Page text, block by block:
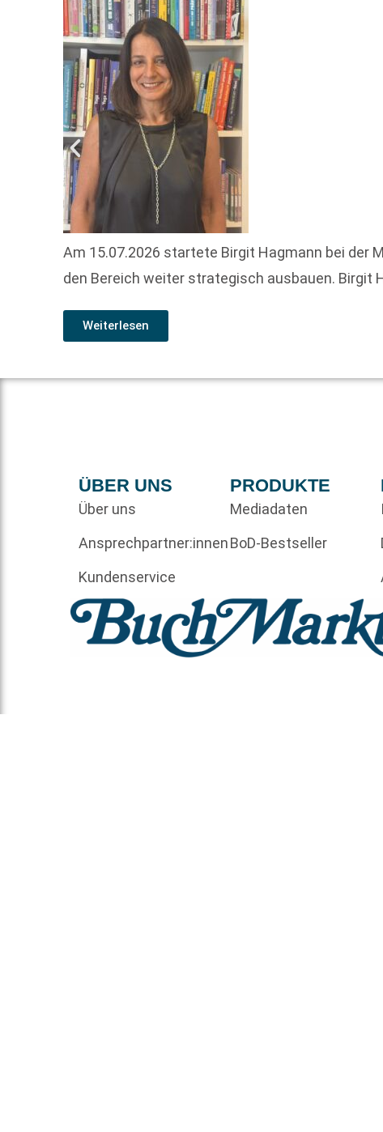
Am 15.07.2026 startete Birgit Hagmann bei der
den Bereich weiter strategisch ausbauen. Birgit
Weiterlesen
ÜBER UNS
Über uns
Ansprechpartner:innen
Kundenservice
PRODUKTE
Mediadaten
BoD-Bestseller